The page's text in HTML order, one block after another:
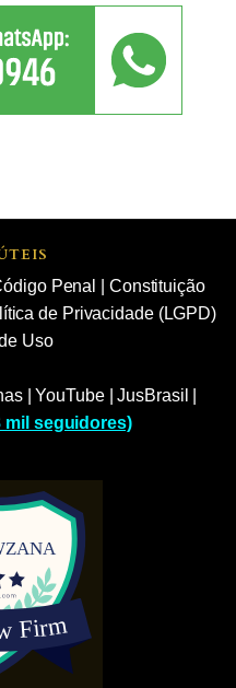
Penal
Constituição
de Privacidade (LGPD)
Uso
|YouTube|JusBrasil
mil seguidores)